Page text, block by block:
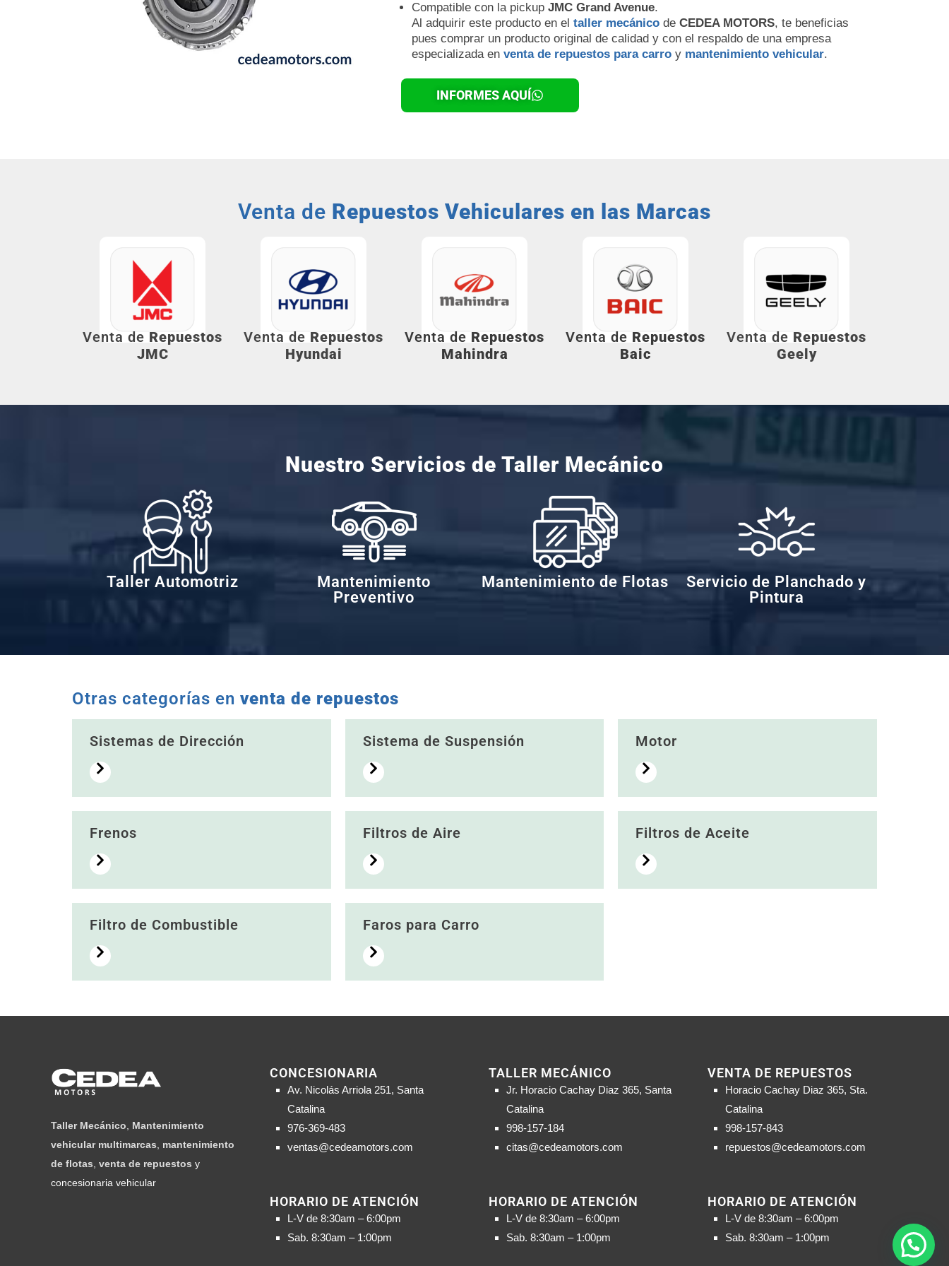
Compatible con la pickup JMC Grand Avenue.
Al adquirir este producto en el taller mecánico de CEDEA MOTORS, te beneficias
pues comprar un producto original de calidad y con el respaldo de una empresa
especializada en venta de repuestos para carro y mantenimiento vehicular.
INFORMES AQUÍ
Venta de Repuestos Vehiculares en las Marcas
Venta de Repuestos
JMC
Venta de Repuestos
Hyundai
Venta de Repuestos
Mahindra
Venta de Repuestos
Baic
Venta de Repuestos
Geely
Nuestro Servicios de Taller Mecánico
Taller Automotriz
Mantenimiento
Preventivo
Mantenimiento de Flotas
Servicio de Planchado y
Pintura
Otras categorías en venta de repuestos
Sistemas de Dirección Sistema de Suspensión Motor
Frenos Filtros de Aire Filtros de Aceite
Filtro de Combustible Faros para Carro
Taller Mecánico
Mantenimiento
vehicular multimarcas
mantenimiento
de flotas venta de repuestos y
concesionaria vehicular
CONCESIONARIA
Av. Nicolás Arriola 251, Santa
Catalina
976-369-483
ventas@cedeamotors.com
HORARIO DE ATENCIÓN
L-V de 8:30am – 6:00pm
Sab. 8:30am – 1:00pm
TALLER MECÁNICO
Jr. Horacio Cachay Diaz 365, Santa
Catalina
998-157-184
citas@cedeamotors.com
HORARIO DE ATENCIÓN
L-V de 8:30am – 6:00pm
Sab. 8:30am – 1:00pm
VENTA DE REPUESTOS
Horacio Cachay Diaz 365, Sta.
Catalina
998-157-843
repuestos@cedeamotors.com
HORARIO DE ATENCIÓN
L-V de 8:30am – 6:00pm
Sab. 8:30am – 1:00pm